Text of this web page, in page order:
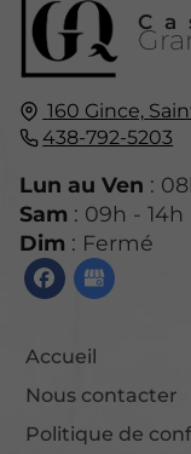
160 Gince,
438-792-5203
Lun au Ven :
Sam : 09h - 14h
Dim : Fermé
Accueil
Nous contacter
Politique de